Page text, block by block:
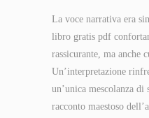
La voce narrativa era
libro gratis pdf
rassicurante, ma anche
Un’interpretazione
un’unica mescolanza
racconto maestoso